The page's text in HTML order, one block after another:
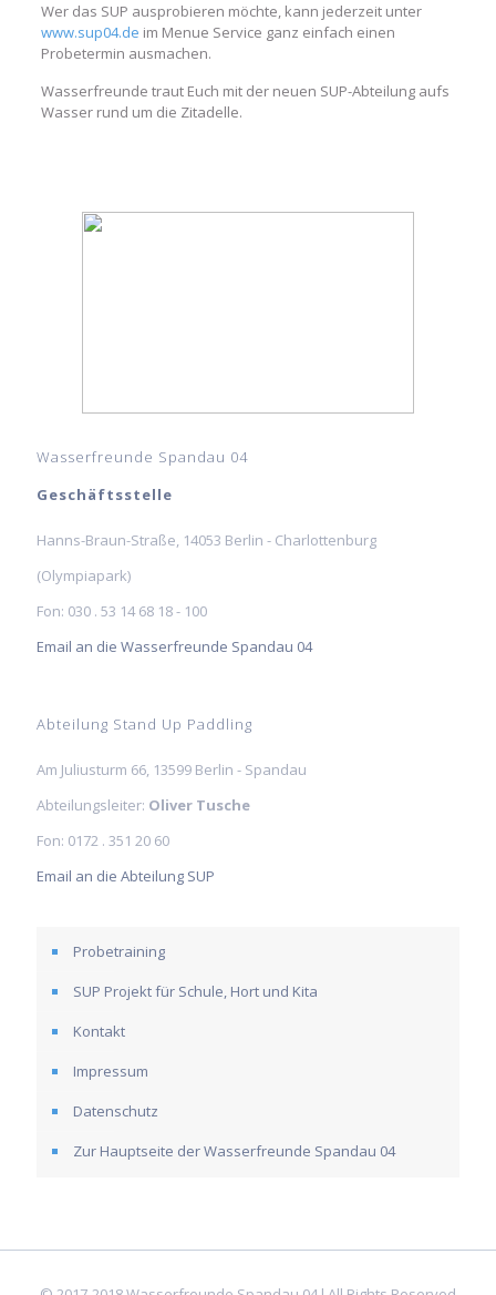
Wer das SUP ausprobieren möchte, kann jederzeit unter
www.sup04.de im Menue Service ganz einfach einen
Probetermin ausmachen.
Wasserfreunde traut Euch mit der neuen SUP-Abteilung aufs
Wasser rund um die Zitadelle.
Wasserfreunde Spandau 04
Geschäftsstelle
Hanns-Braun-Straße, 14053 Berlin - Charlottenburg
(Olympiapark)
Fon: 030 . 53 14 68 18 - 100
Email an die Wasserfreunde Spandau 04
Abteilung Stand Up Paddling
Am Juliusturm 66, 13599 Berlin - Spandau
Abteilungsleiter: Oliver Tusche
Fon: 0172 . 351 20 60
Email an die Abteilung SUP
Probetraining
SUP Projekt für Schule, Hort und Kita
Kontakt
Impressum
Datenschutz
Zur Hauptseite der Wasserfreunde Spandau 04